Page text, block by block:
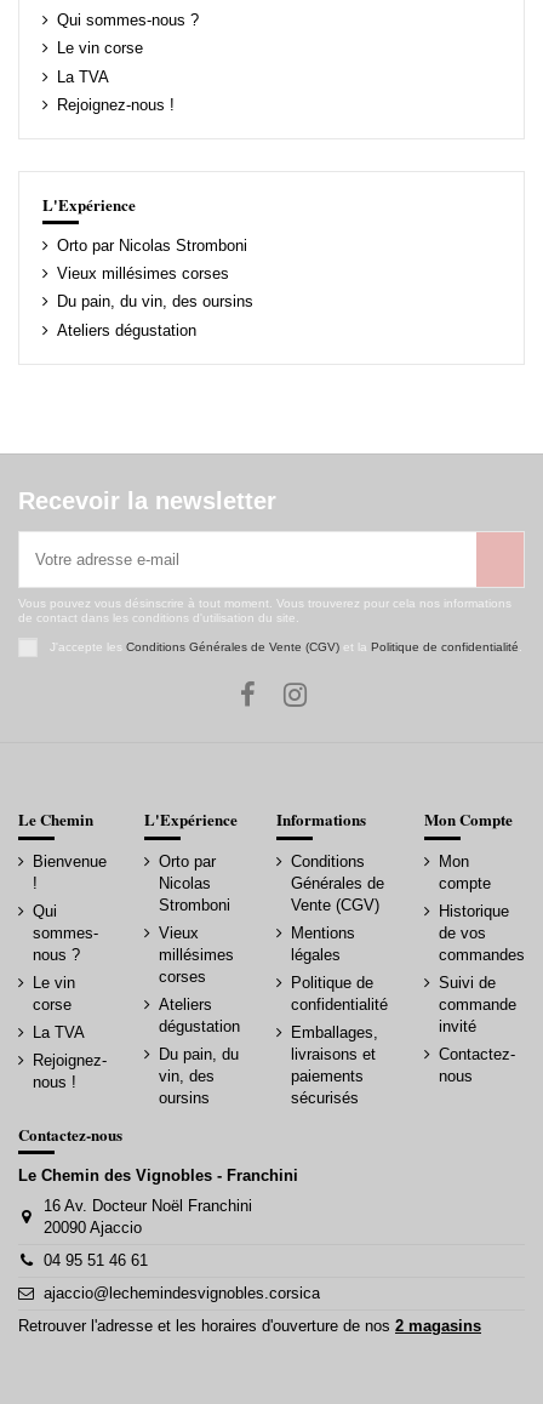
Qui sommes-nous ?
Le vin corse
La TVA
Rejoignez-nous !
L'Expérience
Orto par Nicolas Stromboni
Vieux millésimes corses
Du pain, du vin, des oursins
Ateliers dégustation
Recevoir la newsletter
Vous pouvez vous désinscrire à tout moment. Vous trouverez pour cela nos informations
de contact dans les conditions d'utilisation du site.
J'accepte les Conditions Générales de Vente (CGV)et la Politique de confidentialité
Le Chemin
Bienvenue
!
Qui
sommes-
nous ?
Le vin
corse
La TVA
Rejoignez-
nous !
L'Expérience
Orto par
Nicolas
Stromboni
Vieux
millésimes
corses
Ateliers
dégustation
Du pain, du
vin, des
oursins
Informations
Conditions
Générales de
Vente (CGV)
Mentions
légales
Politique de
confidentialité
Emballages,
livraisons et
paiements
sécurisés
Mon Compte
Mon
compte
Historique
de vos
commandes
Suivi de
commande
invité
Contactez-
nous
Contactez-nous
Le Chemin des Vignobles - Franchini
16 Av. Docteur Noël Franchini
20090 Ajaccio
04 95 51 46 61
ajaccio@lechemindesvignobles.corsica
Retrouver l'adresse et les horaires d'ouverture de nos 2 magasins